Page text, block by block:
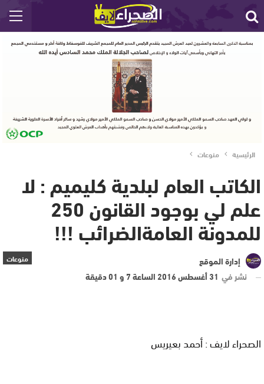
الرئيسية منوعات
الكاتب العام لبلدية كليميم : لا
علم لي بوجود القانون 250
للمدونة العامةالضرائب !!!
منوعات
إدارة الموقع
نشر في 31 أغسطس 2016 الساعة 7 و 01 دقيقة
الصحراء لايف : أحمد بعيريس